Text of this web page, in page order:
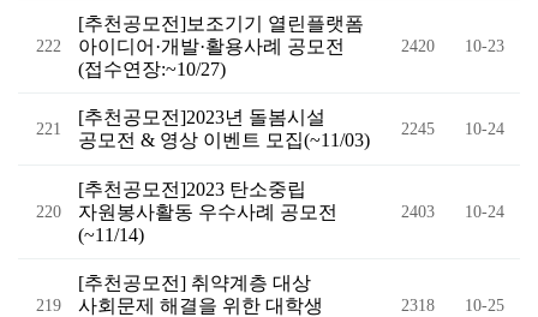
222
[추천공모전]보조기기 열린플랫폼
아이디어·개발·활용사례 공모전
(접수연장:~10/27)
2420 10-23
221
[추천공모전]2023년 돌봄시설
공모전 & 영상 이벤트 모집(~11/03)
2245 10-24
220
[추천공모전]2023 탄소중립
자원봉사활동 우수사례 공모전
(~11/14)
2403 10-24
219
[추천공모전] 취약계층 대상
사회문제 해결을 위한 대학생
2318 10-25